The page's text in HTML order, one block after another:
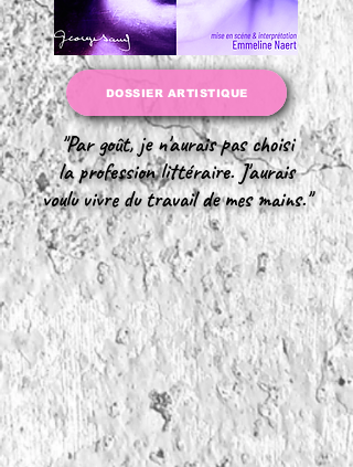
DOSSIER ARTISTIQUE
"Par goût, je n'aurais pas choisi
la profession littéraire. J'aurais
voulu vivre du travail de mes mains."